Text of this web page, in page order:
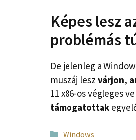
Képes lesz
problémás
De jelenleg a
muszáj lesz várjon,
11 x86-os végleges
támogatottak
Kategória
Windows